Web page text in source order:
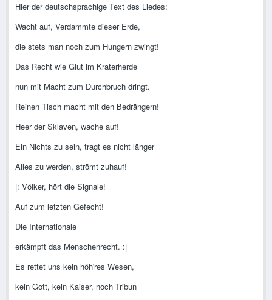
Hier der deutschsprachige Text des Liedes:
Wacht auf, Verdammte dieser Erde,
die stets man noch zum Hungern zwingt!
Das Recht wie Glut im Kraterherde
nun mit Macht zum Durchbruch dringt.
Reinen Tisch macht mit den Bedrängern!
Heer der Sklaven, wache auf!
Ein Nichts zu sein, tragt es nicht länger
Alles zu werden, strömt zuhauf!
|: Völker, hört die Signale!
Auf zum letzten Gefecht!
Die Internationale
erkämpft das Menschenrecht. :|
Es rettet uns kein höh'res Wesen,
kein Gott, kein Kaiser, noch Tribun